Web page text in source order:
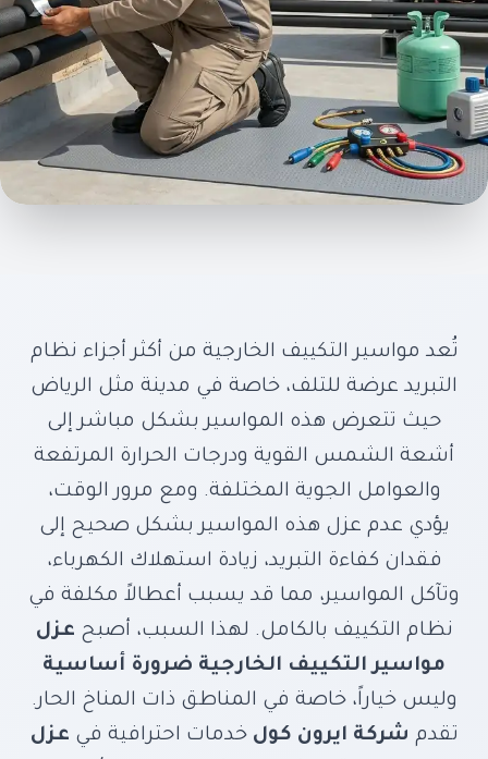
عزل مواسير التكييف
من أشعة الشمس
والتآكل مع ايرون كول
عازل حراري متطور يحمي مواسير النحاس من
حرارة الشمس والصدأ – خفض استهلاك
الكهرباء وإطالة عمر المكيف
تُعد مواسير التكييف الخارجية من أكثر أجزاء نظام
التبريد عرضة للتلف، خاصة في مدينة مثل الرياض
حيث تتعرض هذه المواسير بشكل مباشر إلى
أشعة الشمس القوية ودرجات الحرارة المرتفعة
والعوامل الجوية المختلفة. ومع مرور الوقت،
يؤدي عدم عزل هذه المواسير بشكل صحيح إلى
فقدان كفاءة التبريد، زيادة استهلاك الكهرباء،
وتآكل المواسير، مما قد يسبب أعطالاً مكلفة في
نظام التكييف بالكامل. لهذا السبب، أصبح عزل
مواسير التكييف الخارجية ضرورة أساسية
وليس خياراً، خاصة في المناطق ذات المناخ الحار.
تقدم شركة ايرون كول خدمات احترافية في عزل